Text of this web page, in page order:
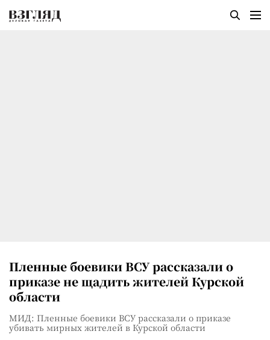
Пленные боевики ВСУ рассказали о
приказе не щадить жителей Курской
области
МИД: Пленные боевики ВСУ рассказали о приказе
убивать мирных жителей в Курской области